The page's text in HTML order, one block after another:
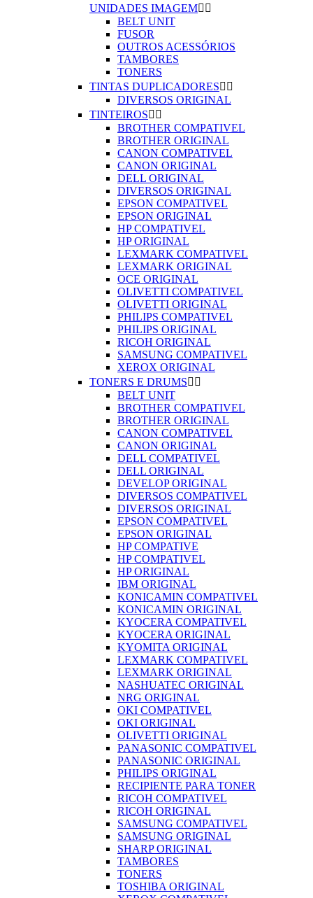
UNIDADES IMAGEM 
BELT UNIT
FUSOR
OUTROS ACESSÓRIOS
TAMBORES
TONERS
TINTAS DUPLICADORES 
DIVERSOS ORIGINAL
TINTEIROS 
BROTHER COMPATIVEL
BROTHER ORIGINAL
CANON COMPATIVEL
CANON ORIGINAL
DELL ORIGINAL
DIVERSOS ORIGINAL
EPSON COMPATIVEL
EPSON ORIGINAL
HP COMPATIVEL
HP ORIGINAL
LEXMARK COMPATIVEL
LEXMARK ORIGINAL
OCE ORIGINAL
OLIVETTI COMPATIVEL
OLIVETTI ORIGINAL
PHILIPS COMPATIVEL
PHILIPS ORIGINAL
RICOH ORIGINAL
SAMSUNG COMPATIVEL
XEROX ORIGINAL
TONERS E DRUMS 
BELT UNIT
BROTHER COMPATIVEL
BROTHER ORIGINAL
CANON COMPATIVEL
CANON ORIGINAL
DELL COMPATIVEL
DELL ORIGINAL
DEVELOP ORIGINAL
DIVERSOS COMPATIVEL
DIVERSOS ORIGINAL
EPSON COMPATIVEL
EPSON ORIGINAL
HP COMPATIVE
HP COMPATIVEL
HP ORIGINAL
IBM ORIGINAL
KONICAMIN COMPATIVEL
KONICAMIN ORIGINAL
KYOCERA COMPATIVEL
KYOCERA ORIGINAL
KYOMITA ORIGINAL
LEXMARK COMPATIVEL
LEXMARK ORIGINAL
NASHUATEC ORIGINAL
NRG ORIGINAL
OKI COMPATIVEL
OKI ORIGINAL
OLIVETTI ORIGINAL
PANASONIC COMPATIVEL
PANASONIC ORIGINAL
PHILIPS ORIGINAL
RECIPIENTE PARA TONER
RICOH COMPATIVEL
RICOH ORIGINAL
SAMSUNG COMPATIVEL
SAMSUNG ORIGINAL
SHARP ORIGINAL
TAMBORES
TONERS
TOSHIBA ORIGINAL